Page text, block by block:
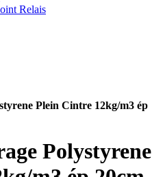
Relais
Plein Cintre 12kg/m3 ép
Polystyrene